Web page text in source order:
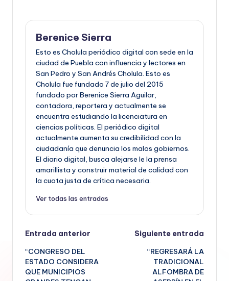
Berenice Sierra
Esto es Cholula periódico digital con sede en la
ciudad de Puebla con influencia y lectores en
San Pedro y San Andrés Cholula. Esto es
Cholula fue fundado 7 de julio del 2015
fundado por Berenice Sierra Aguilar,
contadora, reportera y actualmente se
encuentra estudiando la licenciatura en
ciencias políticas. El periódico digital
actualmente aumenta su credibilidad con la
ciudadanía que denuncia los malos gobiernos.
El diario digital, busca alejarse le la prensa
amarillista y construir material de calidad con
la cuota justa de crítica necesaria.
Ver todas las entradas
Navegación
de
Entrada anterior
“CONGRESO DEL
ESTADO CONSIDERA
QUE MUNICIPIOS
Siguiente entrada
“REGRESARÁ LA
TRADICIONAL
ALFOMBRA DE